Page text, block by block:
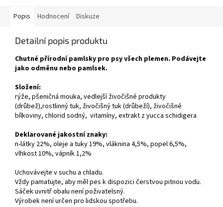
Popis Hodnocení Diskuze
Detailní popis produktu
Chutné přírodní pamlsky pro psy všech plemen. Podávejte
jako odměnu nebo pamlsek.
Složení:
rýže, pšeničná mouka, vedlejší živočišné produkty
(drůbež),rostlinný tuk, živočišný tuk (drůbeží), živočišné
bílkoviny, chlorid sodný, vitamíny, extrakt z yucca schidigera
Deklarované jakostní znaky:
n-látky 22%, oleje a tuky 19%, vláknina 4,5%, popel 6,5%,
vlhkost 10%, vápník 1,2%
Uchovávejte v suchu a chladu.
Vždy pamatujte, aby měl pes k dispozici čerstvou pitnou vodu.
Sáček uvnitř obalu není poživatelsný.
Výrobek není určen pro lidskou spotřebu.